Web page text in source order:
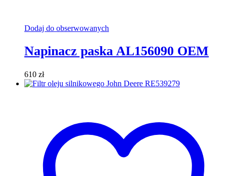
Dodaj do obserwowanych
Napinacz paska AL156090 OEM
610 zł